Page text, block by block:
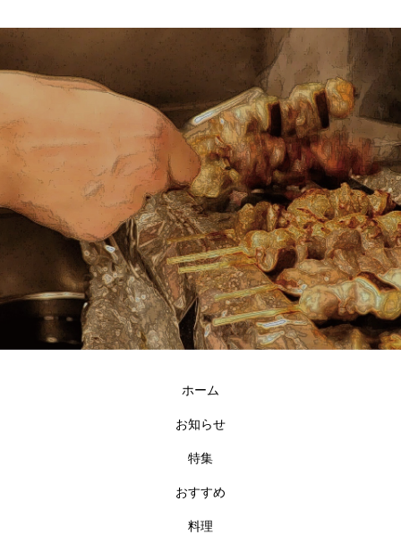
ホーム
お知らせ
特集
おすすめ
料理